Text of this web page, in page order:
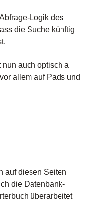
Logik des
die Suche künftig
auch optisch a
allem auf Pads und
auf diesen Seiten
die Datenbank-
überarbeitet